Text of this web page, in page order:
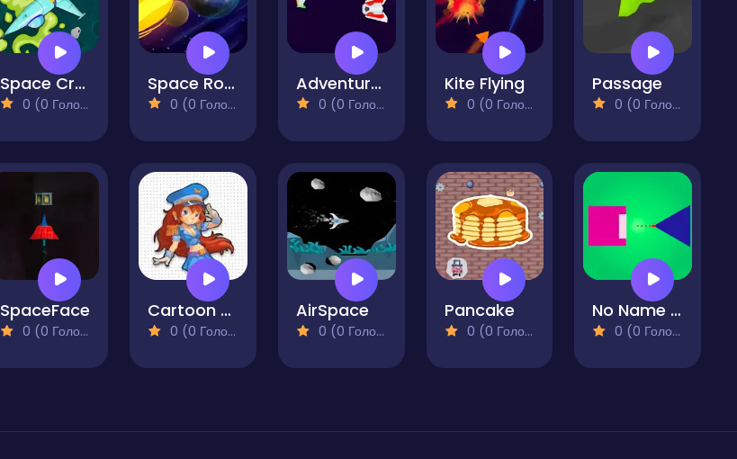
Space Crash
0 (0 Голосів)
Space Route
0 (0 Голосів)
Adventure in Space
0 (0 Голосів)
Kite Flying
0 (0 Голосів)
Passage
0 (0 Голосів)
SpaceFace
0 (0 Голосів)
Cartoon Flight
0 (0 Голосів)
AirSpace
0 (0 Голосів)
Pancake
0 (0 Голосів)
No Name Game Online
0 (0 Голосів)